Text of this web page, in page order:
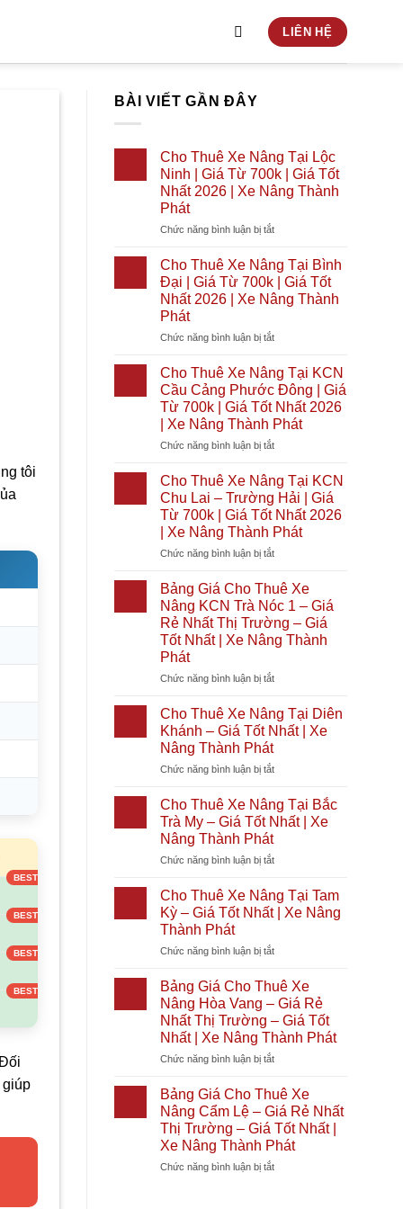
LIÊN HỆ
tôi
giúp
BÀI VIẾT GẦN ĐÂY
Cho Thuê Xe Nâng Tại Lộc
Ninh | Giá Từ 700k | Giá Tốt
Nhất 2026 | Xe Nâng Thành
Phát
Chức năng bình luận bị tắtở
Thuê
Xe
Nâng
Tại
Ninh
Giá
Từ
700k
Giá
Tốt
2026
|
Xe
Nâng
Thành
Phát
Cho Thuê Xe Nâng Tại Bình
Đại | Giá Từ 700k | Giá Tốt
Nhất 2026 | Xe Nâng Thành
Phát
Chức năng bình luận bị tắtở
Thuê
Xe
Nâng
Tại
Bình
Đại
Giá
Từ
700k
Giá
Tốt
2026
|
Xe
Nâng
Thành
Cho Thuê Xe Nâng Tại KCN
Cầu Cảng Phước Đông | Giá
Từ 700k | Giá Tốt Nhất 2026
| Xe Nâng Thành Phát
Chức năng bình luận bị tắtở
Thuê
Xe
Nâng
Tại
KCN
Cầu
Phước
Đông
|
Giá
Từ
Nhất
2026
|
Xe
Phát
Cho Thuê Xe Nâng Tại KCN
Chu Lai – Trường Hải | Giá
Từ 700k | Giá Tốt Nhất 2026
| Xe Nâng Thành Phát
Chức năng bình luận bị tắtở
Thuê
Xe
Nâng
Tại
KCN
Lai
Hải
|
Giá
Từ
Giá
Tốt
Nhất
2026
Nâng
Thành
Bảng Giá Cho Thuê Xe
Nâng KCN Trà Nóc 1 – Giá
Rẻ Nhất Thị Trường – Giá
Tốt Nhất | Xe Nâng Thành
Phát
Chức năng bình luận bị tắtở
Giá
Cho
Thuê
Xe
Nâng
Trà
Nóc
1
–
Giá
Nhất
Thị
Trường
Giá
Nhất
Xe
Nâng
Thành
Phát
Cho Thuê Xe Nâng Tại Diên
Khánh – Giá Tốt Nhất | Xe
Nâng Thành Phát
Chức năng bình luận bị tắtở
Thuê
Xe
Nâng
Tại
Diên
–
Giá
Tốt
|
Nâng
Thành
Phát
Cho Thuê Xe Nâng Tại Bắc
Trà My – Giá Tốt Nhất | Xe
Nâng Thành Phát
Chức năng bình luận bị tắtở
Thuê
Xe
Nâng
Bắc
My
Giá
Tốt
Nhất
|
Nâng
Thành
Phát
Cho Thuê Xe Nâng Tại Tam
Kỳ – Giá Tốt Nhất | Xe Nâng
Thành Phát
Chức năng bình luận bị tắtở
Thuê
Xe
Nâng
Tại
Tam
Kỳ
Giá
Tốt
Nhất
Xe
Nâng
Bảng Giá Cho Thuê Xe
Nâng Hòa Vang – Giá Rẻ
Nhất Thị Trường – Giá Tốt
Nhất | Xe Nâng Thành Phát
Chức năng bình luận bị tắtở
Giá
Cho
Thuê
Xe
Nâng
Hòa
Bảng Giá Cho Thuê Xe
Nâng Cẩm Lệ – Giá Rẻ Nhất
Thị Trường – Giá Tốt Nhất |
Xe Nâng Thành Phát
Chức năng bình luận bị tắtở